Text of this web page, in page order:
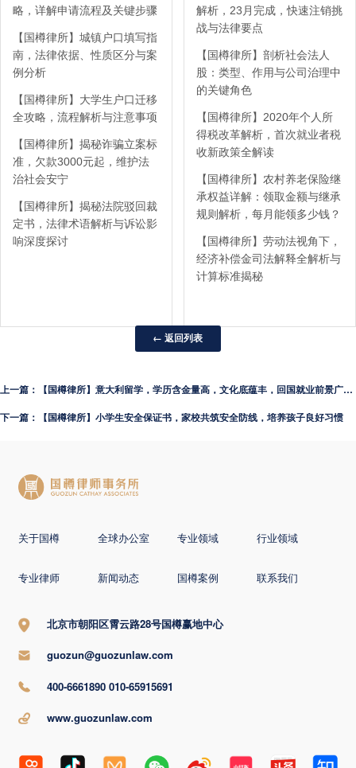
略，详解申请流程及关键步骤
【国樽律所】城镇户口填写指
南，法律依据、性质区分与案
例分析
【国樽律所】大学生户口迁移
全攻略，流程解析与注意事项
【国樽律所】揭秘诈骗立案标
准，欠款3000元起，维护法
治社会安宁
【国樽律所】揭秘法院驳回裁
定书，法律术语解析与诉讼影
响深度探讨
解析，23月完成，快速注销挑
战与法律要点
【国樽律所】剖析社会法人
股：类型、作用与公司治理中
的关键角色
【国樽律所】2020年个人所
得税改革解析，首次就业者税
收新政策全解读
【国樽律所】农村养老保险继
承权益详解：领取金额与继承
规则解析，每月能领多少钱？
【国樽律所】劳动法视角下，
经济补偿金司法解释全解析与
计算标准揭秘
← 返回列表
上一篇：【国樽律所】意大利留学，学历含金量高，文化底蕴丰，回国就业前景广阔！
下一篇：【国樽律所】小学生安全保证书，家校共筑安全防线，培养孩子良好习惯
关于国樽 全球办公室 专业领域 行业领域
专业律师 新闻动态 国樽案例 联系我们
北京市朝阳区霄云路28号国樽赢地中心
guozun@guozunlaw.com
400-6661890 010-65915691
www.guozunlaw.com